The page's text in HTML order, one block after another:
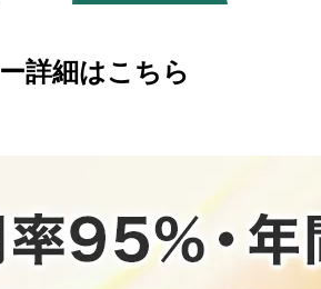
詳細はこちら